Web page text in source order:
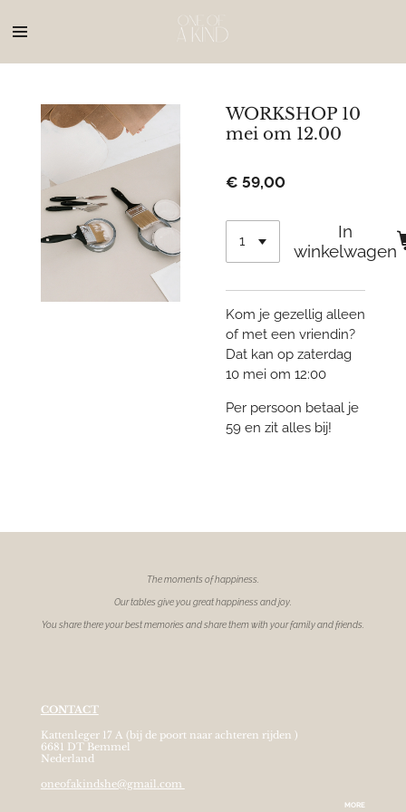
direct
WORKSHOP 10
mei om 12.00
€ 59,00
In
winkelwagen
Kom je gezellig alleen
of met een vriendin?
Dat kan op zaterdag
10 mei om 12:00
Per persoon betaal je
59 en zit alles bij!
The moments ofhappiness.
Our tables give you great happiness and joy.
You share there your best memories and share them with your family and friends.
CONTACT
Kattenleger 17 A (bij de poort naar achteren rijden )
6681 DT Bemmel
Nederland
oneofakindshe@gmail.com
MORE